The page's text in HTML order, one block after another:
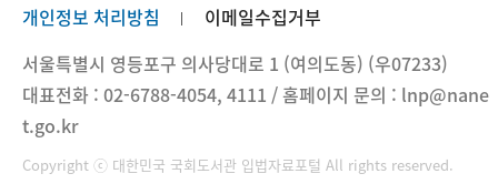
개인정보 처리방침
이메일수집거부
서울특별시 영등포구 의사당대로 1 (여의도동) (우07233)
대표전화 : 02-6788-4054, 4111 / 홈페이지 문의 : lnp@nane
t.go.kr
Copyright ⓒ 대한민국 국회도서관 입법자료포털 All rights reserved.